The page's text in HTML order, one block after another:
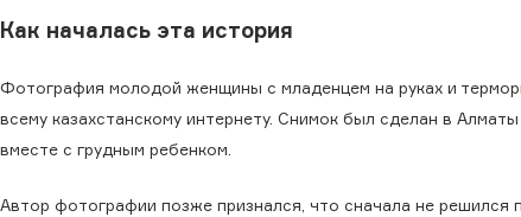
Как началась эта история
Фотография молодой женщины с младенцем на руках и
всему казахстанскому интернету. Снимок был сделан в
вместе с грудным ребенком.
Автор фотографии позже признался, что сначала не